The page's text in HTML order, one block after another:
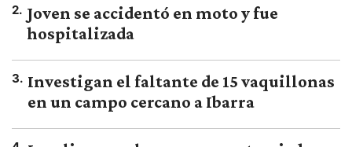
2. Joven se accidentó en moto y fue
hospitalizada
3. Investigan el faltante de 15 vaquillonas
en un campo cercano a Ibarra